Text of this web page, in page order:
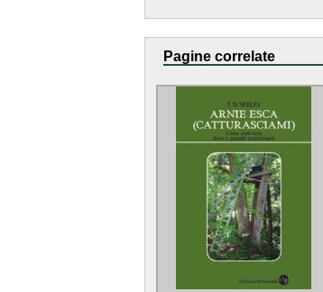
Pagine correlate